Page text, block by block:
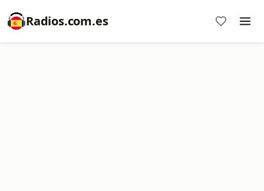
Radios.com.es